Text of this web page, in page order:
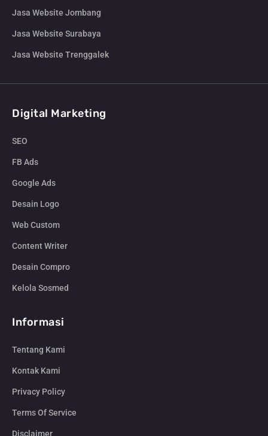
Jasa Website Jombang
Jasa Website Surabaya
Jasa Website Trenggalek
Digital Marketing
SEO
FB Ads
Google Ads
Desain Logo
Web Custom
Content Writer
Desain Compro
Kelola Sosmed
Informasi
Tentang Kami
Kontak Kami
Privacy Policy
Terms Of Service
Disclaimer